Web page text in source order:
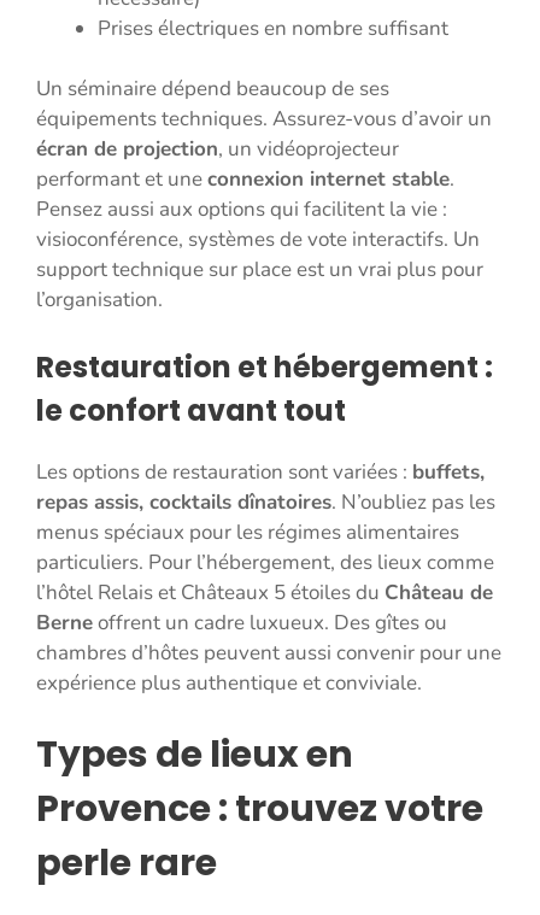
Prises électriques en nombre suffisant
Un séminaire dépend beaucoup de ses
équipements techniques. Assurez-vous d’avoir un
écran de projection, un vidéoprojecteur
performant et uneconnexion internet stable.
Pensez aussi aux options qui facilitent la vie :
visioconférence, systèmes de vote interactifs. Un
support technique sur place est un vrai plus pour
l’organisation.
Restauration et hébergement :
le confort avant tout
Les options de restauration sont variées : buffets,
repas assis, cocktails dînatoires. N’oubliez pas les
menus spéciaux pour les régimes alimentaires
particuliers. Pour l’hébergement, des lieux comme
l’hôtel Relais et Châteaux 5 étoiles du Château de
Berneoffrent un cadre luxueux. Des gîtes ou
chambres d’hôtes peuvent aussi convenir pour une
expérience plus authentique et conviviale.
Types de lieux en
Provence : trouvez votre
perle rare